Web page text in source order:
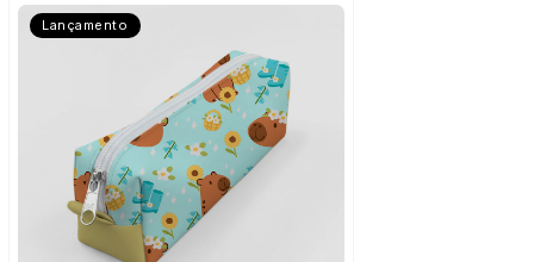
Lançamento